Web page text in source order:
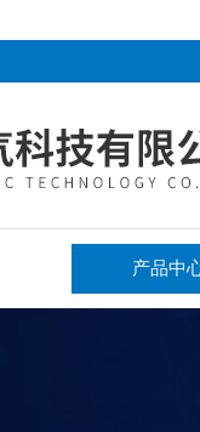
产品中